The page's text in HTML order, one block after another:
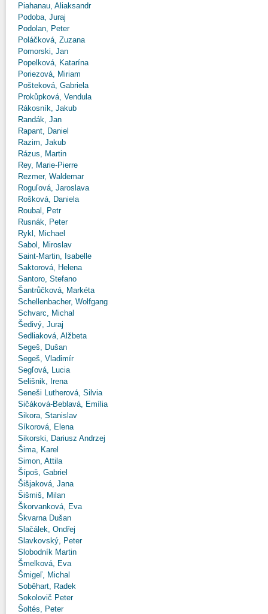
Piahanau, Aliaksandr
Podoba, Juraj
Podolan, Peter
Poláčková, Zuzana
Pomorski, Jan
Popelková, Katarína
Poriezová, Miriam
Pošteková, Gabriela
Prokůpková, Vendula
Rákosník, Jakub
Randák, Jan
Rapant, Daniel
Razim, Jakub
Rázus, Martin
Rey, Marie-Pierre
Rezmer, Waldemar
Roguľová, Jaroslava
Rošková, Daniela
Roubal, Petr
Rusnák, Peter
Rykl, Michael
Sabol, Miroslav
Saint-Martin, Isabelle
Saktorová, Helena
Santoro, Stefano
Šantrůčková, Markéta
Schellenbacher, Wolfgang
Schvarc, Michal
Šedivý, Juraj
Sedliaková, Alžbeta
Segeš, Dušan
Segeš, Vladimír
Segľová, Lucia
Selišnik, Irena
Seneši Lutherová, Silvia
Sičáková-Beblavá, Emília
Sikora, Stanislav
Síkorová, Elena
Sikorski, Dariusz Andrzej
Šima, Karel
Simon, Attila
Šípoš, Gabriel
Šišjaková, Jana
Šišmiš, Milan
Škorvanková, Eva
Škvarna Dušan
Slačálek, Ondřej
Slavkovský, Peter
Slobodník Martin
Šmelková, Eva
Šmigeľ, Michal
Soběhart, Radek
Sokolovič Peter
Šoltés, Peter